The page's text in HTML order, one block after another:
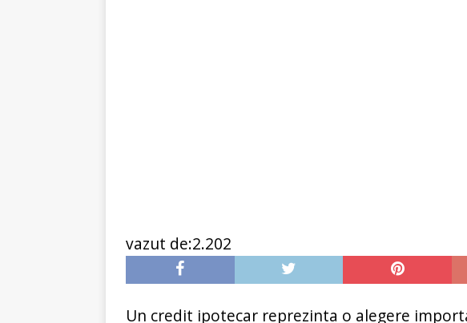
vazut de:2.202
Un credit ipotecar reprezinta o alegere